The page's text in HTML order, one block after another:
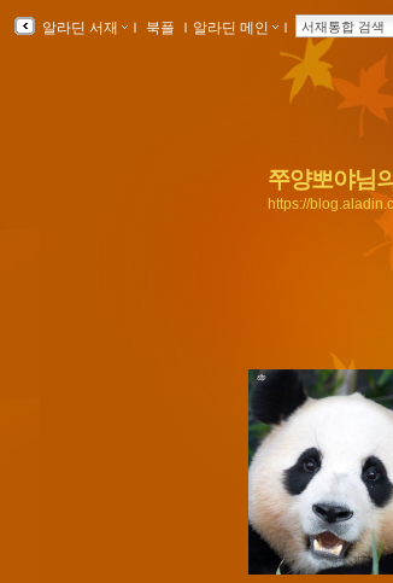
알라딘 서재 ｌ 북플 ｌ 알라딘 메인 ｌ 서재통합 검색
쭈양뽀야님
https://